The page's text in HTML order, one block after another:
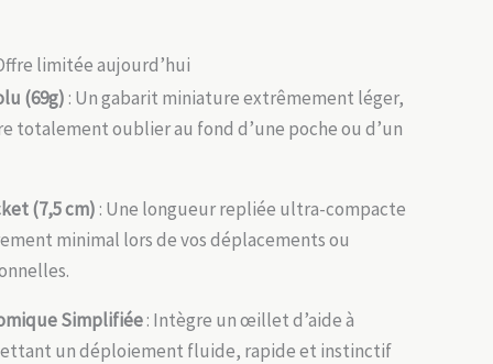
limitée aujourd’hui
(69g): Un gabarit miniature extrêmement léger,
totalement oublier au fond d’une poche ou d’un
(7,5 cm): Une longueur repliée ultra-compacte
minimal lors de vos déplacements ou
Simplifiée: Intègre un œillet d’aide à
un déploiement fluide, rapide et instinctif